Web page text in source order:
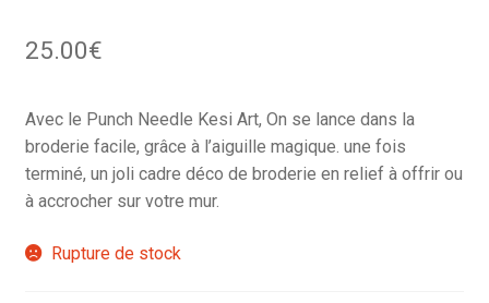
25.00€
Avec le Punch Needle Kesi Art, On se lance dans la
broderie facile, grâce à l’aiguille magique. une fois
terminé, un joli cadre déco de broderie en relief à offrir ou
à accrocher sur votre mur.
Rupture de stock